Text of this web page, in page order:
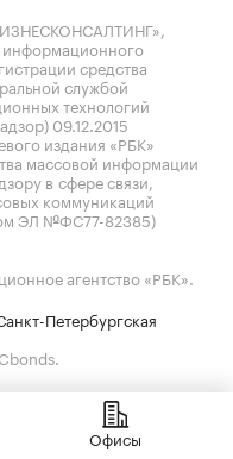
средства
службой
технологий
09.12.2015
издания «РБК»
массовой информации
в сфере связи,
коммуникаций
ЭЛ №ФС77-82385)
агентство «РБК».
Петербургская
Офисы